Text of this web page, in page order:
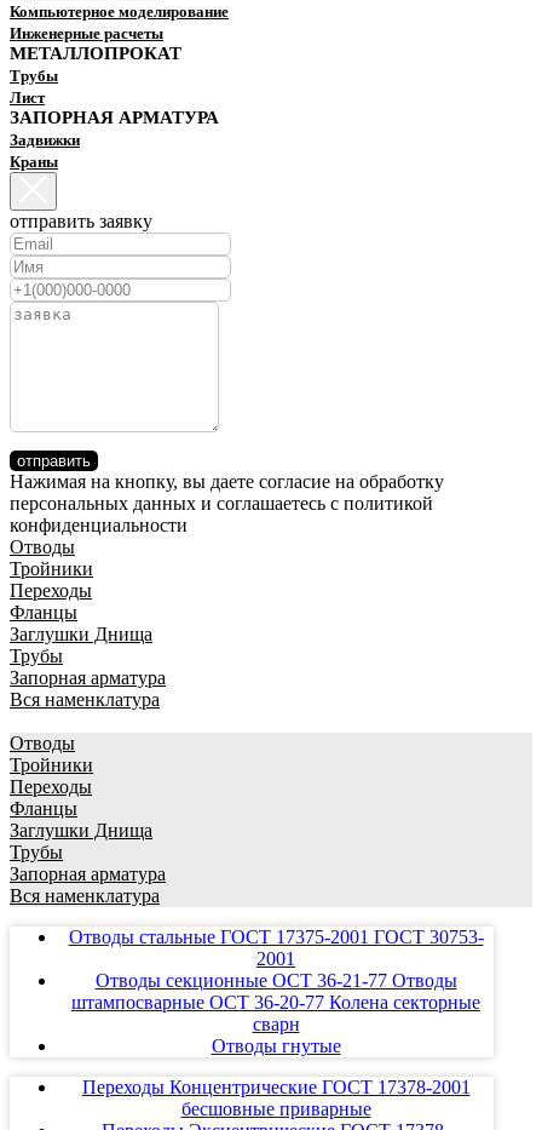
Компьютерное моделирование
Инженерные расчеты
МЕТАЛЛОПРОКАТ
Трубы
Лист
ЗАПОРНАЯ АРМАТУРА
Задвижки
Краны
отправить заявку
отправить
Нажимая на кнопку, вы даете согласие на обработку
персональных данных и соглашаетесь c политикой
конфиденциальности
Отводы
Тройники
Переходы
Фланцы
Заглушки Днища
Трубы
Запорная арматура
Вся наменклатура
Отводы
Тройники
Переходы
Фланцы
Заглушки Днища
Трубы
Запорная арматура
Вся наменклатура
Отводы стальные ГОСТ 17375-2001 ГОСТ 30753-
2001
Отводы секционные ОСТ 36-21-77 Отводы
штампосварные ОСТ 36-20-77 Колена секторные
сварн
Отводы гнутые
Переходы Концентрические ГОСТ 17378-2001
бесшовные приварные